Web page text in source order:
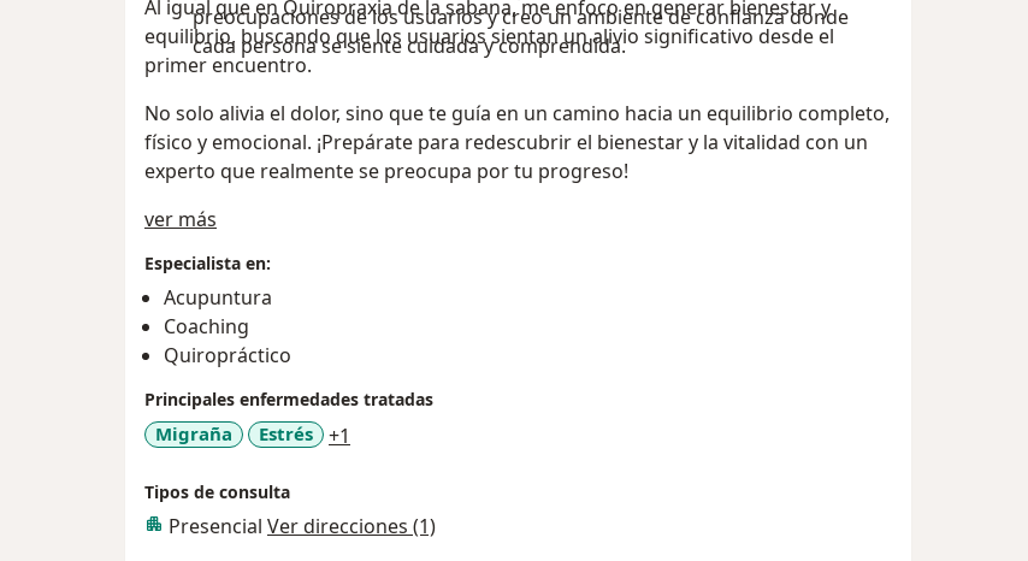
preocupaciones de los usuarios y creo un ambiente de confianza donde
cada persona se siente cuidada y comprendida.
Al igual que en Quiropraxia de la sabana, me enfoco en generar bienestar y
equilibrio, buscando que los usuarios sientan un alivio significativo desde el
primer encuentro.
No solo alivia el dolor, sino que te guía en un camino hacia un equilibrio completo,
físico y emocional. ¡Prepárate para redescubrir el bienestar y la vitalidad con un
experto que realmente se preocupa por tu progreso!
ver más
Especialista en:
Acupuntura
Coaching
Quiropráctico
Principales enfermedades tratadas
Migraña Estrés +1
Tipos de consulta
Presencial Ver direcciones (1)